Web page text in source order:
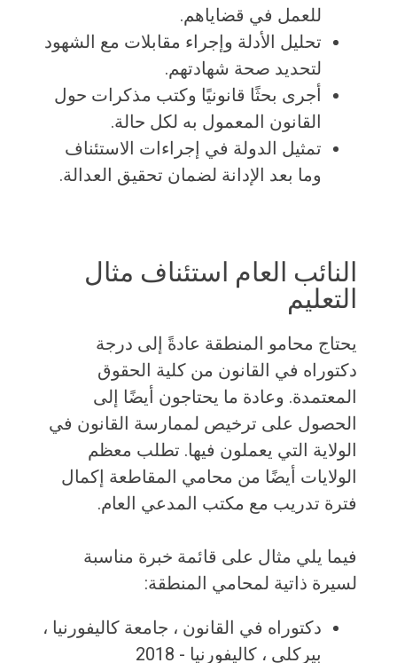
للعمل في قضاياهم.
تحليل الأدلة وإجراء مقابلات مع الشهود
لتحديد صحة شهادتهم.
أجرى بحثًا قانونيًا وكتب مذكرات حول
القانون المعمول به لكل حالة.
تمثيل الدولة في إجراءات الاستئناف
وما بعد الإدانة لضمان تحقيق العدالة.
النائب العام استئناف مثال
التعليم
يحتاج محامو المنطقة عادةً إلى درجة
دكتوراه في القانون من كلية الحقوق
المعتمدة. وعادة ما يحتاجون أيضًا إلى
الحصول على ترخيص لممارسة القانون في
الولاية التي يعملون فيها. تطلب معظم
الولايات أيضًا من محامي المقاطعة إكمال
فترة تدريب مع مكتب المدعي العام.
فيما يلي مثال على قائمة خبرة مناسبة
لسيرة ذاتية لمحامي المنطقة:
دكتوراه في القانون ، جامعة كاليفورنيا ،
بيركلي ، كاليفورنيا - 2018